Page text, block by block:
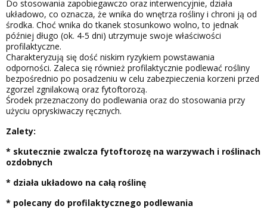
Do stosowania zapobiegawczo oraz interwencyjnie, działa
układowo, co oznacza, że wnika do wnętrza rośliny i chroni ją od
środka. Choć wnika do tkanek stosunkowo wolno, to jednak
później długo (ok. 4-5 dni) utrzymuje swoje właściwości
profilaktyczne.
Charakteryzują się dość niskim ryzykiem powstawania
odporności. Zaleca się również profilaktycznie podlewać rośliny
bezpośrednio po posadzeniu w celu zabezpieczenia korzeni przed
zgorzel zgnilakową oraz fytoftorozą.
Środek przeznaczony do podlewania oraz do stosowania przy
użyciu opryskiwaczy ręcznych.
Zalety:
* skutecznie zwalcza fytoftorozę na warzywach i roślinach
ozdobnych
* działa układowo na całą roślinę
* polecany do profilaktycznego podlewania